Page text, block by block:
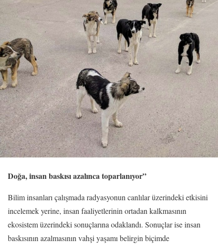
Doğa, insan baskısı azalınca toparlanıyor”
Bilim insanları çalışmada radyasyonun canlılar üzerindeki etkisini
incelemek yerine, insan faaliyetlerinin ortadan kalkmasının
ekosistem üzerindeki sonuçlarına odaklandı. Sonuçlar ise insan
baskısının azalmasının vahşi yaşamı belirgin biçimde